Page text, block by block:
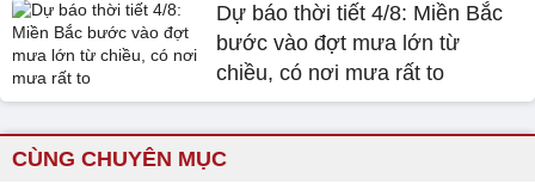
Dự báo thời tiết 4/8: Miền Bắc
bước vào đợt mưa lớn từ
chiều, có nơi mưa rất to
CÙNG CHUYÊN MỤC